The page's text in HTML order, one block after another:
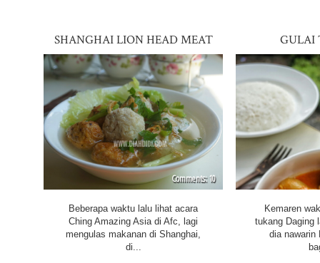
SHANGHAI LION HEAD MEAT
BALL
Beberapa waktu lalu lihat acara
Ching Amazing Asia di Afc, lagi
mengulas makanan di Shanghai,
di...
10
GULAI
Kemaren
tukang Daging
dia nawarin